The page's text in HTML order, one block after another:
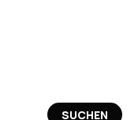
SUCHEN